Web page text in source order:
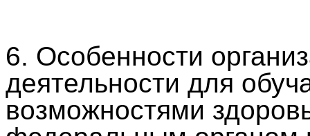
6. Особенности
деятельности для
возможностями